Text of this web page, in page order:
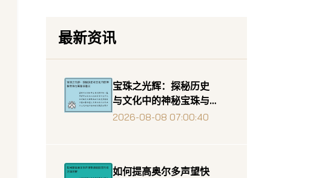
最新资讯
宝珠之光辉：探秘历史
与文化中的神秘宝珠与
其象征意义
2026-08-08 07:00:40
如何提高奥尔多声望快